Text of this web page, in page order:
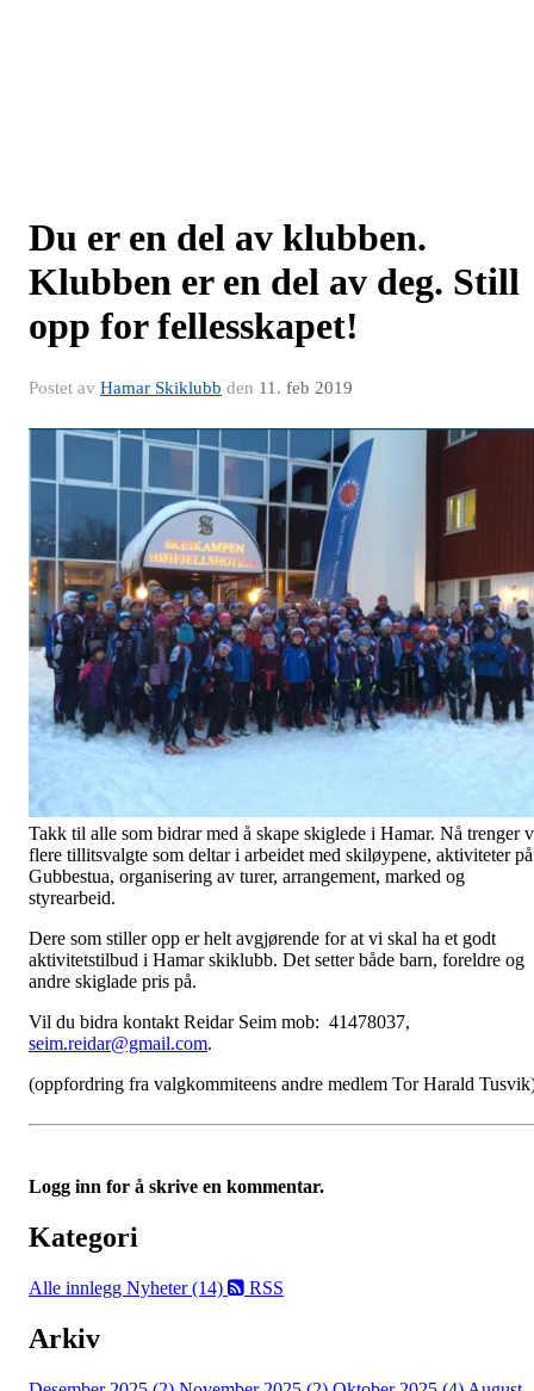
Du er en del av klubben.
Klubben er en del av deg. Still
opp for fellesskapet!
Postet av Hamar Skiklubb den 11. feb 2019
Takk til alle som bidrar med å skape skiglede i Hamar. Nå trenger
flere tillitsvalgte som deltar i arbeidet med skiløypene, aktiviteter på
Gubbestua, organisering av turer, arrangement, marked og
styrearbeid.
Dere som stiller opp er helt avgjørende for at vi skal ha et godt
aktivitetstilbud i Hamar skiklubb. Det setter både barn, foreldre og
andre skiglade pris på.
Vil du bidra kontakt Reidar Seim mob: 41478037,
seim.reidar@gmail.com.
(oppfordring fra valgkommiteens andre medlem Tor Harald
Logg inn for å skrive en kommentar.
Kategori
Alle innlegg Nyheter (14) RSS
Arkiv